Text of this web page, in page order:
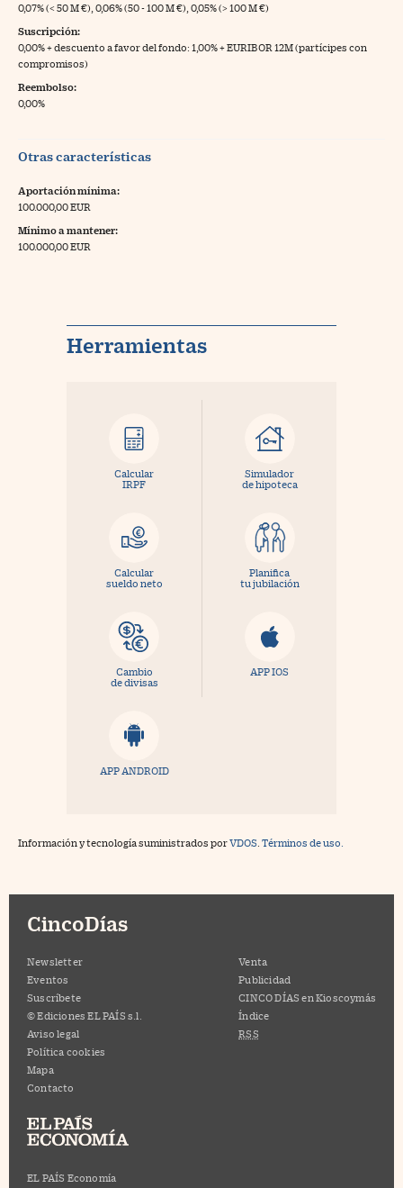
0,07% (< 50 M €), 0,06% (50 - 100 M €), 0,05% (> 100 M €)
Suscripción:
0,00% + descuento a favor del fondo: 1,00% + EURIBOR 12M (partícipes con
compromisos)
Reembolso:
0,00%
Otras características
Aportación mínima:
100.000,00 EUR
Mínimo a mantener:
100.000,00 EUR
Herramientas
Calcular
IRPF
Simulador
de hipoteca
Calcular
sueldo neto
Planifica
tu jubilación
Cambio
de divisas
APP IOS
APP ANDROID
Información y tecnología suministrados porVDOS Términos de uso.
CincoDías
Newsletter
Eventos
Suscríbete
© Ediciones EL PAÍS s.l.
Aviso legal
Política cookies
Mapa
Contacto
Venta
Publicidad
CINCO DÍAS en Kioscoymás
Índice
RSS
EL PAÍS Economía